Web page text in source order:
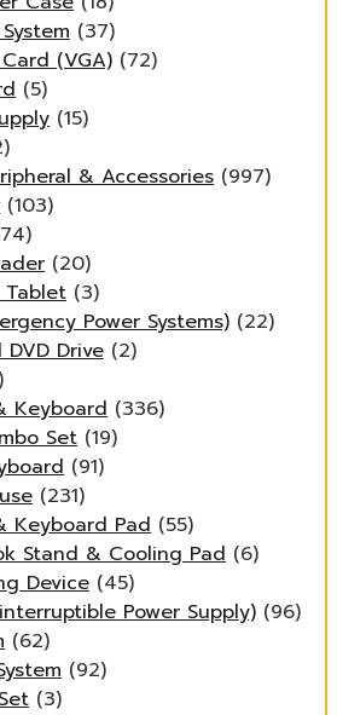
(37)
(VGA) (72)
(5)
(15)
& Accessories (997)
(103)
(20)
Tablet (3)
Power Systems) (22)
Drive (2)
Keyboard (336)
Set (19)
(91)
(231)
Keyboard Pad (55)
Stand & Cooling Pad (6)
Device (45)
Power Supply) (96)
(62)
(92)
(3)